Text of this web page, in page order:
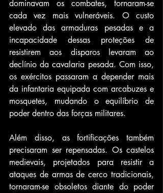
dominavam os combates, tornaram-se
cada vez mais vulneráveis. O custo
elevado das armaduras pesadas e a
incapacidade dessas proteções de
resistirem aos disparos levaram ao
declínio da cavalaria pesada. Com isso,
os exércitos passaram a depender mais
da infantaria equipada com arcabuzes e
mosquetes, mudando o equilíbrio de
poder dentro das forças militares.
Além disso, as fortificações também
precisaram ser repensadas. Os castelos
medievais, projetados para resistir a
ataques de armas de cerco tradicionais,
tornaram-se obsoletos diante do poder